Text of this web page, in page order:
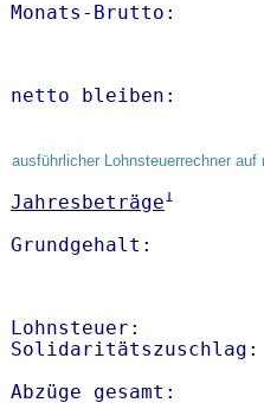
Monats-
netto
ausführlicher Lohnsteuerrechner auf
Jahresbeträge1
Lohnsteuer:
Abzüge gesamt: